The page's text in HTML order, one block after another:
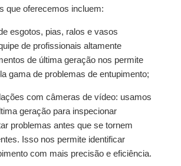
que oferecemos incluem:
esgotos, pias, ralos e vasos
de profissionais altamente
de última geração nos permite
gama de problemas de entupimento;
com câmeras de vídeo: usamos
geração para inspecionar
problemas antes que se tornem
Isso nos permite identificar
com mais precisão e eficiência.